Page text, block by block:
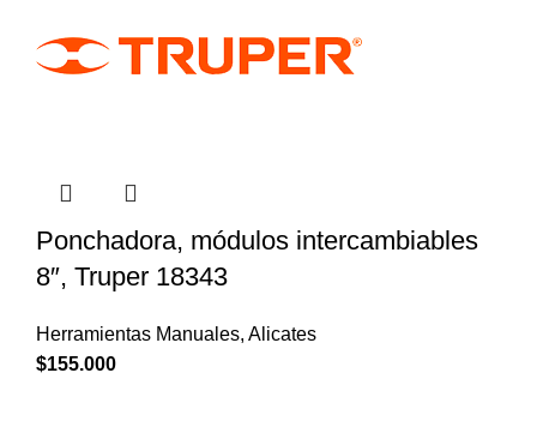
Ponchadora, módulos intercambiables
8″, Truper 18343
Herramientas Manuales, Alicates
$155.000